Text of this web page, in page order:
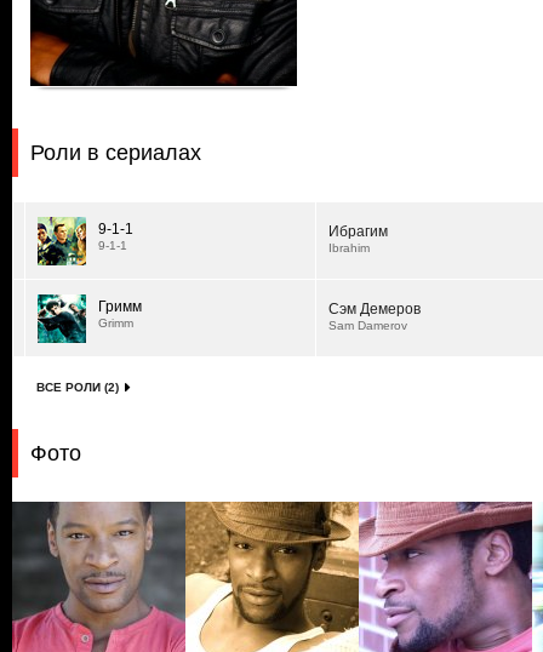
Роли в сериалах
9-1-1
9-1-1
Ибрагим
Ibrahim
Гримм
Grimm
Сэм Демеров
Sam Damerov
ВСЕ РОЛИ (2)
Фото